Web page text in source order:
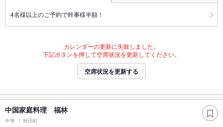
4名様以上のご予約で幹事様半額！
カレンダーの更新に失敗しました。
下記ボタンを押して空席状況を更新してください。
空席状況を更新する
中国家庭料理 福林
中華 秋田町